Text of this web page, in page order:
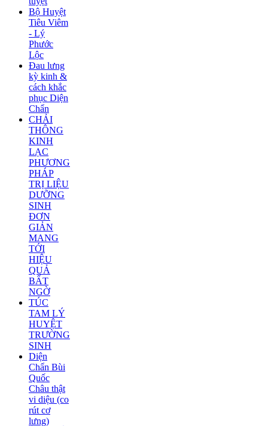
Bộ Huyệt
Tiêu Viêm
- Lý
Phước
Lộc
Đau lưng
kỳ kinh &
cách khắc
phục Diện
Chẩn
CHẢI
THÔNG
KINH
LẠC
PHƯƠNG
PHÁP
TRỊ LIỆU
DƯỠNG
SINH
ĐƠN
GIẢN
MANG
TỚI
HIỆU
QUẢ
BẤT
NGỜ
TÚC
TAM LÝ
HUYỆT
TRƯỜNG
SINH
Diện
Chẩn Bùi
Quốc
Châu thật
vi diệu (co
rút cơ
lưng)